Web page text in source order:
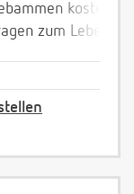
zum Leben